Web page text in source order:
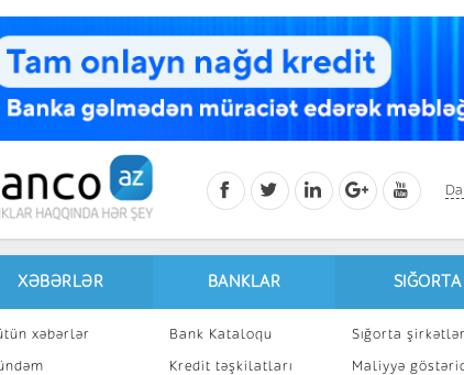
XƏBƏRLƏR
xəbərlər
BANKLAR
Bank Kataloqu
Kredit təşkilatları
SIĞORTA
Sığorta
Maliyyə